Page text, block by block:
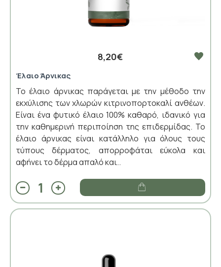
8,20€
Έλαιο Άρνικας
Το έλαιο άρνικας παράγεται με την μέθοδο την
εκχύλισης των χλωρών κιτρινοπορτοκαλί ανθέων.
Είναι ένα φυτικό έλαιο 100% καθαρό, ιδανικό για
την καθημερινή περιποίηση της επιδερμίδας. Το
έλαιο άρνικας είναι κατάλληλο για όλους τους
τύπους δέρματος, απορροφάται εύκολα και
αφήνει το δέρμα απαλό και..